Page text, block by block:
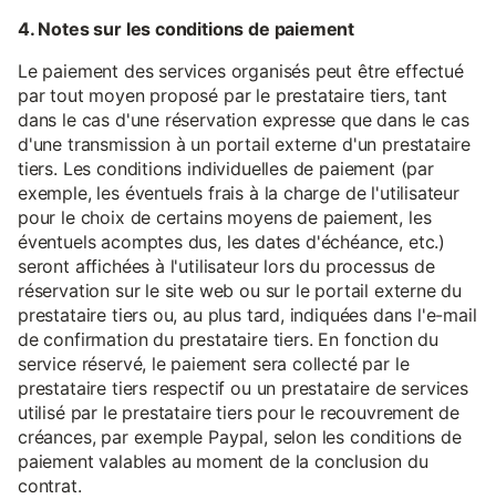
4. Notes sur les conditions de paiement
Le paiement des services organisés peut être effectué
par tout moyen proposé par le prestataire tiers, tant
dans le cas d'une réservation expresse que dans le cas
d'une transmission à un portail externe d'un prestataire
tiers. Les conditions individuelles de paiement (par
exemple, les éventuels frais à la charge de l'utilisateur
pour le choix de certains moyens de paiement, les
éventuels acomptes dus, les dates d'échéance, etc.)
seront affichées à l'utilisateur lors du processus de
réservation sur le site web ou sur le portail externe du
prestataire tiers ou, au plus tard, indiquées dans l'e-mail
de confirmation du prestataire tiers. En fonction du
service réservé, le paiement sera collecté par le
prestataire tiers respectif ou un prestataire de services
utilisé par le prestataire tiers pour le recouvrement de
créances, par exemple Paypal, selon les conditions de
paiement valables au moment de la conclusion du
contrat.